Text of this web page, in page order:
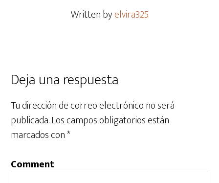
Written byelvira325
Deja una respuesta
Tu dirección de correo electrónico no será
publicada.Los campos obligatorios están
marcados con*
Comment